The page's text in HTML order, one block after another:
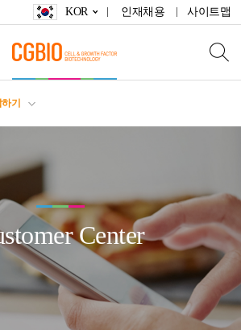
KOR 인재채용 사이트맵
기
Center